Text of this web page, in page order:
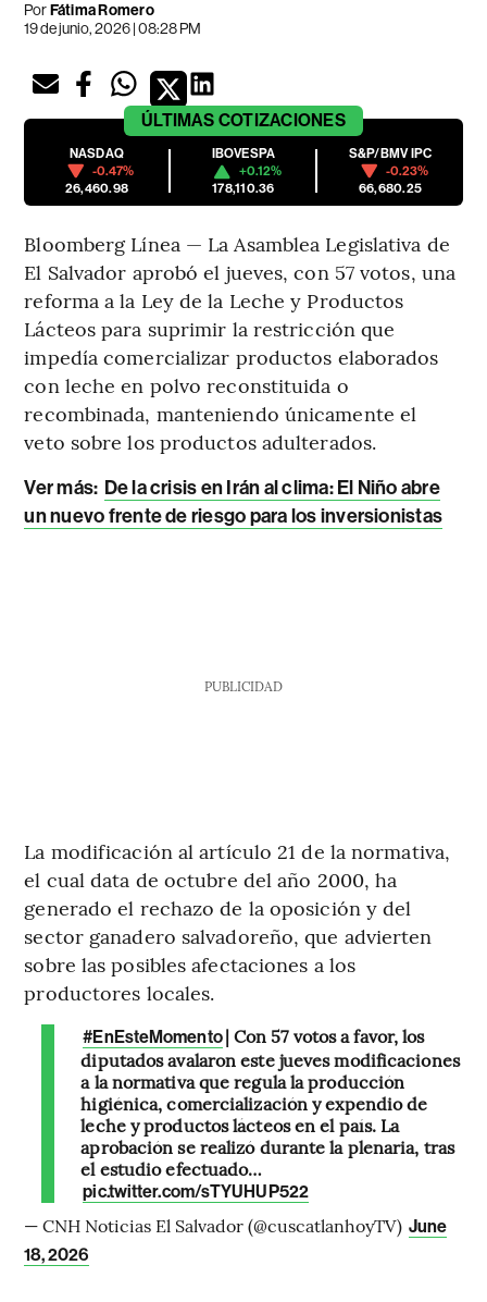
PorFátima Romero
19 de junio, 2026 | 08:28 PM
ÚLTIMAS COTIZACIONES
NASDAQ
-0.47%
26,460.98
IBOVESPA
+0.12%
178,110.36
S&P/BMV IPC
-0.23%
66,680.25
Bloomberg Línea — La Asamblea Legislativa de
El Salvador aprobó el jueves, con 57 votos, una
reforma a la Ley de la Leche y Productos
Lácteos para suprimir la restricción que
impedía comercializar productos elaborados
con leche en polvo reconstituida o
recombinada, manteniendo únicamente el
veto sobre los productos adulterados.
Ver más: De la crisis en Irán al clima: El Niño abre
un nuevo frente de riesgo para los inversionistas
PUBLICIDAD
La modificación al artículo 21 de la normativa,
el cual data de octubre del año 2000, ha
generado el rechazo de la oposición y del
sector ganadero salvadoreño, que advierten
sobre las posibles afectaciones a los
productores locales.
#EnEsteMomento| Con 57 votos a favor, los
diputados avalaron este jueves modificaciones
a la normativa que regula la producción
higiénica, comercialización y expendio de
leche y productos lácteos en el país. La
aprobación se realizó durante la plenaria, tras
el estudio efectuado…
pic.twitter.com/sTYUHUP522
— CNH Noticias El Salvador (@cuscatlanhoyTV) June
18, 2026